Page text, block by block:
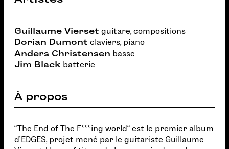
Guillaume Vierset guitare, compositions
Dorian Dumont claviers, piano
Anders Christensen basse
Jim Black batterie
À propos
“The End of The F***ing world“ est le premier album
d’EDGES, projet mené par le guitariste Guillaume